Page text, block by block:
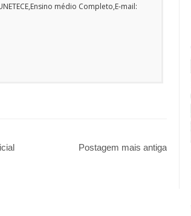
médio Completo,E-mail:
Postagem mais antiga